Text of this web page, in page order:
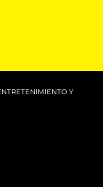
Y